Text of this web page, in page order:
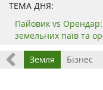
ТЕМА ДНЯ:
Пайовик vs
земельних паїв та
Все Земля Бізнес